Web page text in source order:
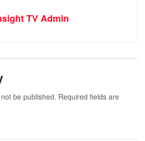
TV Admin
be published. Required fields are